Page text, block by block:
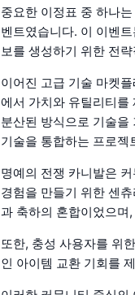
중요한 이정표 중 하나
벤트였습니다. 이 이벤
보를 생성하기 위한 전
이어진 고급 기술 마켓
에서 가치와 유틸리티를
분산된 방식으로 기술을
기술을 통합하는 프로젝
명예의 전쟁 카니발은
경험을 만들기 위한 센
과 축하의 혼합이었으며
또한, 충성 사용자를 위
인 아이템 교환 기회를